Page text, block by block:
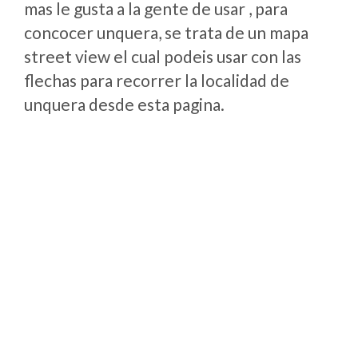
mas le gusta a la gente de usar , para
concocer unquera, se trata de un mapa
street view el cual podeis usar con las
flechas para recorrer la localidad de
unquera desde esta pagina.